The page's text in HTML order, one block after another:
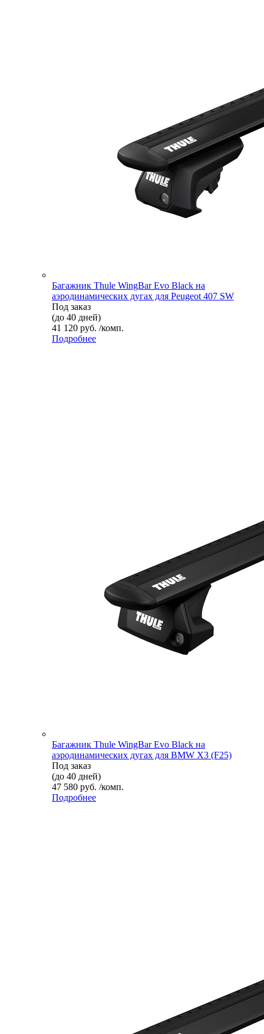
Багажник Thule WingBar Evo Black на
аэродинамических дугах для Peugeot 407 SW
Под заказ
(до 40 дней)
41 120 руб. /комп.
Подробнее
Багажник Thule WingBar Evo Black на
аэродинамических дугах для BMW X3 (F25)
Под заказ
(до 40 дней)
47 580 руб. /комп.
Подробнее